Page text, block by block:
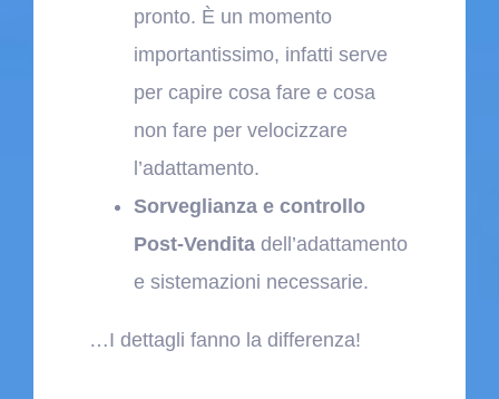
pronto. È un momento
importantissimo, infatti serve
per capire cosa fare e cosa
non fare per velocizzare
l’adattamento.
Sorveglianza e controllo
Post-Vendita dell’adattamento
e sistemazioni necessarie.
…I dettagli fanno la differenza!